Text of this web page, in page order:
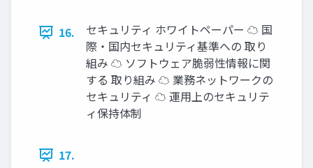
16.
セキュリティ ホワイトペーパー ☁ 国
際・国内セキュリティ基準への 取り
組み ☁ ソフトウェア脆弱性情報に関
する 取り組み ☁ 業務ネットワークの
セキュリティ ☁ 運用上のセキュリテ
ィ保持体制
17.